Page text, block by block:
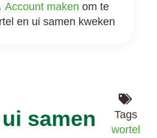
Account maken om te
en ui samen kweken
samen
Tags
wortel